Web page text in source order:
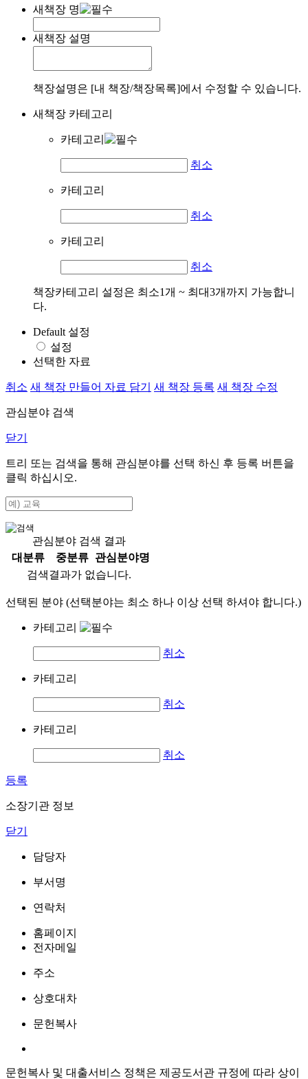
새책장 명
새책장 설명
책장설명은 [내 책장/책장목록]에서 수정할 수 있습니다.
새책장 카테고리
카테고리
취소
카테고리
취소
카테고리
취소
책장카테고리 설정은 최소1개 ~ 최대3개까지 가능합니
다.
Default 설정
설정
선택한 자료
취소 새 책장 만들어 자료 담기 새 책장 등록 새 책장 수정
관심분야 검색
닫기
트리 또는 검색을 통해 관심분야를 선택 하신 후 등록 버튼을
클릭 하십시오.
관심분야 검색 결과
대분류
중분류
관심분야명
검색결과가 없습니다.
선택된 분야 (선택분야는 최소 하나 이상 선택 하셔야 합니다.)
카테고리
취소
카테고리
취소
카테고리
취소
등록
소장기관 정보
닫기
담당자
부서명
연락처
홈페이지
전자메일
주소
상호대차
문헌복사
문헌복사 및 대출서비스 정책은 제공도서관 규정에 따라 상이